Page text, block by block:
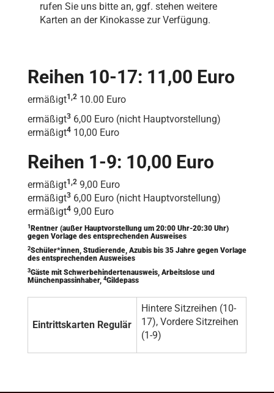
rufen Sie uns bitte an, ggf. stehen weitere
Karten an der Kinokasse zur Verfügung.
Reihen 10-17: 11,00 Euro
ermäßigt1,2 10.00 Euro
ermäßigt3 6,00 Euro (nicht Hauptvorstellung)
ermäßigt4 10,00 Euro
Reihen 1-9: 10,00 Euro
ermäßigt1,2 9,00 Euro
ermäßigt3 6,00 Euro (nicht Hauptvorstellung)
ermäßigt4 9,00 Euro
1 Rentner (außer Hauptvorstellung um 20:00 Uhr-20:30 Uhr)
gegen Vorlage des entsprechenden Ausweises
2Schüler*innen, Studierende, Azubis bis 35 Jahre gegen Vorlage
des entsprechenden Ausweises
3Gäste mit Schwerbehindertenausweis, Arbeitslose und
Münchenpassinhaber, 4Gildepass
Eintrittskarten Regulär
Hintere Sitzreihen (10-
17), Vordere Sitzreihen
(1-9)